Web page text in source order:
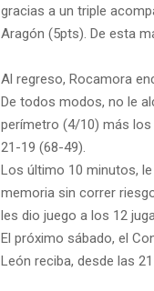
gracias a un triple
Aragón (5pts). De esta
Al regreso, Rocamora
De todos modos, no le
perímetro (4/10) más
21-19 (68-49).
Los último 10 minutos,
memoria sin correr
les dio juego a los 12
El próximo sábado, el
León reciba, desde las